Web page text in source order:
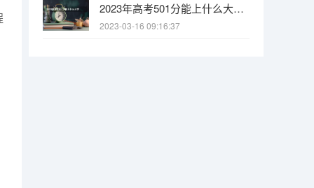
2023年高考501分能上什么大学 2023年高考420分的公办二本大学有哪些
2023-03-16 09:16:37